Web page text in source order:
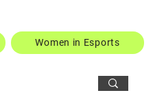
Women in Esports